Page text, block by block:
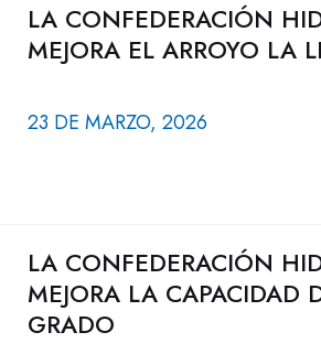
LA CONFEDERACIÓN
MEJORA EL ARROYO LA
23 DE MARZO, 2026
LA CONFEDERACIÓN
MEJORA LA CAPACIDAD
GRADO